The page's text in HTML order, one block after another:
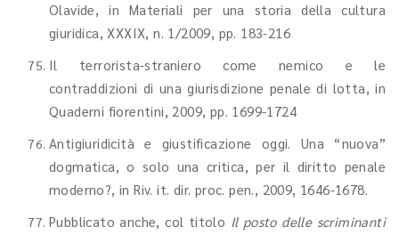
Olavide, in Materiali per una storia della cultura
giuridica, XXXIX, n. 1/2009, pp. 183-216
Il terrorista-straniero come nemico e le
contraddizioni di una giurisdizione penale di lotta, in
Quaderni fiorentini, 2009, pp. 1699-1724
Antigiuridicità e giustificazione oggi. Una “nuova”
dogmatica, o solo una critica, per il diritto penale
moderno?, in Riv. it. dir. proc. pen., 2009, 1646-1678.
Pubblicato anche, col titolo Il posto delle scriminanti